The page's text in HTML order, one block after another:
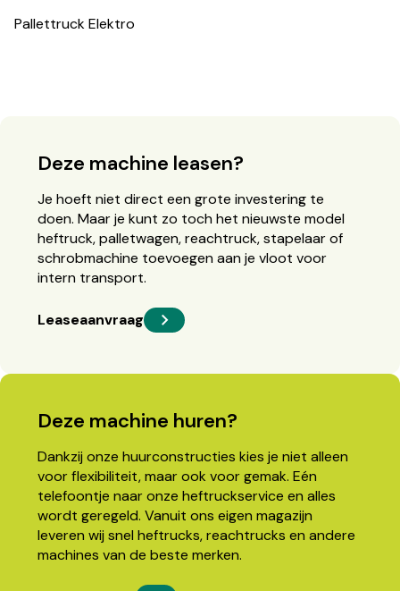
Pallettruck Elektro
Deze machine leasen?
Je hoeft niet direct een grote investering te
doen. Maar je kunt zo toch het nieuwste model
heftruck, palletwagen, reachtruck, stapelaar of
schrobmachine toevoegen aan je vloot voor
intern transport.
Leaseaanvraag
Deze machine huren?
Dankzij onze huurconstructies kies je niet alleen
voor flexibiliteit, maar ook voor gemak. Eén
telefoontje naar onze heftruckservice en alles
wordt geregeld. Vanuit ons eigen magazijn
leveren wij snel heftrucks, reachtrucks en andere
machines van de beste merken.